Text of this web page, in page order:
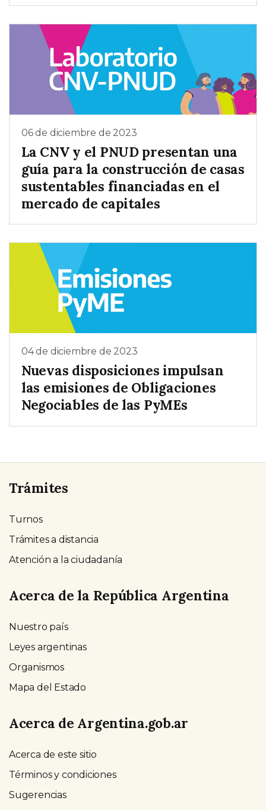
06 de diciembre de 2023
La CNV y el PNUD presentan una
guía para la construcción de casas
sustentables financiadas en el
mercado de capitales
04 de diciembre de 2023
Nuevas disposiciones impulsan
las emisiones de Obligaciones
Negociables de las PyMEs
Trámites
Turnos
Trámites a distancia
Atención a la ciudadanía
Acerca de la República Argentina
Nuestro país
Leyes argentinas
Organismos
Mapa del Estado
Acerca de Argentina.gob.ar
Acerca de este sitio
Términos y condiciones
Sugerencias